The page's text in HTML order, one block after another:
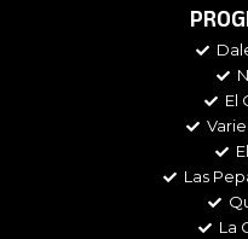
e
o
r
El
Las
La